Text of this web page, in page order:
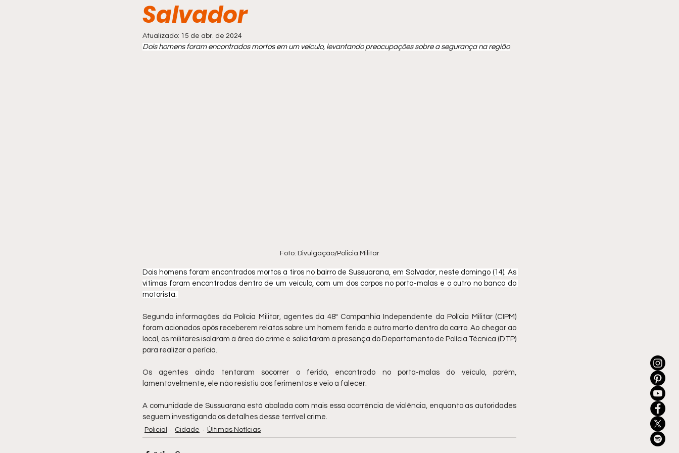
Comportamento
Salvador
Atualizado: 15 de abr. de 2024
Dois homens foram encontrados mortos em um veículo, levantando preocupações sobre a segurança na região
Foto: Divulgação/Policia Militar
Dois homens foram encontrados mortos a tiros no bairro de Sussuarana, em Salvador, neste domingo (14). As
vítimas foram encontradas dentro de um veículo, com um dos corpos no porta-malas e o outro no banco do
motorista.
Segundo informações da Polícia Militar, agentes da 48ª Companhia Independente da Polícia Militar (CIPM)
foram acionados após receberem relatos sobre um homem ferido e outro morto dentro do carro. Ao chegar ao
local, os militares isolaram a área do crime e solicitaram a presença do Departamento de Polícia Técnica (DTP)
para realizar a perícia.
Os agentes ainda tentaram socorrer o ferido, encontrado no porta-malas do veículo, porém,
lamentavelmente, ele não resistiu aos ferimentos e veio a falecer.
A comunidade de Sussuarana está abalada com mais essa ocorrência de violência, enquanto as autoridades
seguem investigando os detalhes desse terrível crime.
Policial Cidade Últimas Notícias